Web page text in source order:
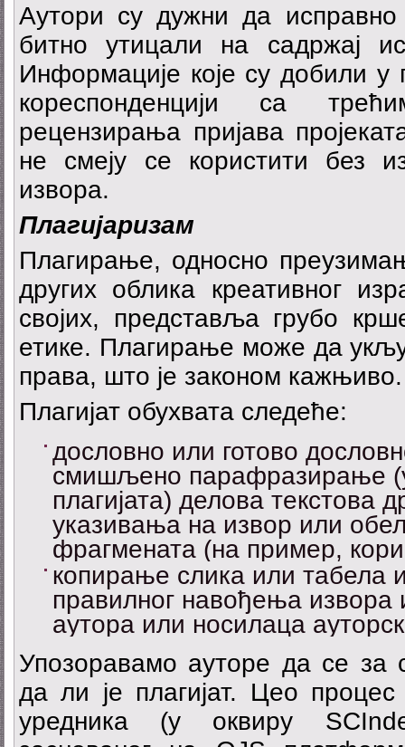
Аутори су дужни да исправно
битно утицали на садржај
Информације које су добили у
кореспонденцији са
рецензирања пријава
не смеју се користити без
извора.
Плагијаризам
Плагирање, односно
других облика креативног
својих, представља грубо
етике. Плагирање може да
права, што је законом кажњиво.
Плагијат обухвата следеће:
дословно или готово
смишљено парафразирање
плагијата) делова текстова
указивања на извор или
фрагмената (на пример,
копирање слика или табела
правилног навођења
аутора или носилаца
Упозоравамо ауторе да се за
да ли је плагијат. Цео
уредника (у оквиру